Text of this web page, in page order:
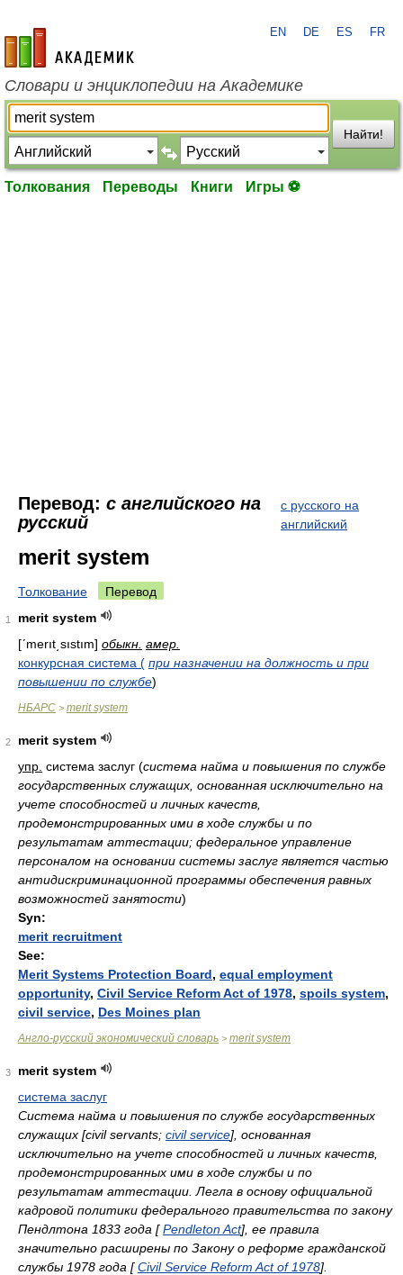
academic.ru
EN DE ES FR
Словари и энциклопедии на Академике
Найти!
Толкования Переводы Книги Игры ⚽
Перевод: с английского на
русский
с русского на
английский
merit system
Толкование Перевод
1
merit system
[ʹmerıt͵sıstım] обыкн. амер.
конкурсная система ( при назначении на должность и при
повышении по службе)
НБАРС > merit system
2
merit system
упр. система заслуг (система найма и повышения по службе
государственных служащих, основанная исключительно на
учете способностей и личных качеств,
продемонстрированных ими в ходе службы и по
результатам аттестации; федеральное управление
персоналом на основании системы заслуг является частью
антидискриминационной программы обеспечения равных
возможностей занятости)
Syn:
merit recruitment
See:
Merit Systems Protection Board, equal employment
opportunity, Civil Service Reform Act of 1978, spoils system,
civil service, Des Moines plan
Англо-русский экономический словарь > merit system
3
merit system
система заслуг
Система найма и повышения по службе государственных
служащих [civil servants; civil service], основанная
исключительно на учете способностей и личных качеств,
продемонстрированных ими в ходе службы и по
результатам аттестации. Легла в основу официальной
кадровой политики федерального правительства по закону
Пендлтона 1833 года [Pendleton Act], ее правила
значительно расширены по Закону о реформе гражданской
службы 1978 года [Civil Service Reform Act of 1978].